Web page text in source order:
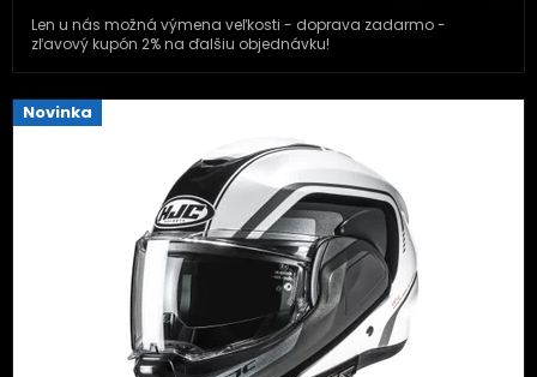
Len u nás možná výmena veľkosti - doprava zadarmo -
zľavový kupón 2% na ďalšiu objednávku!
Novinka